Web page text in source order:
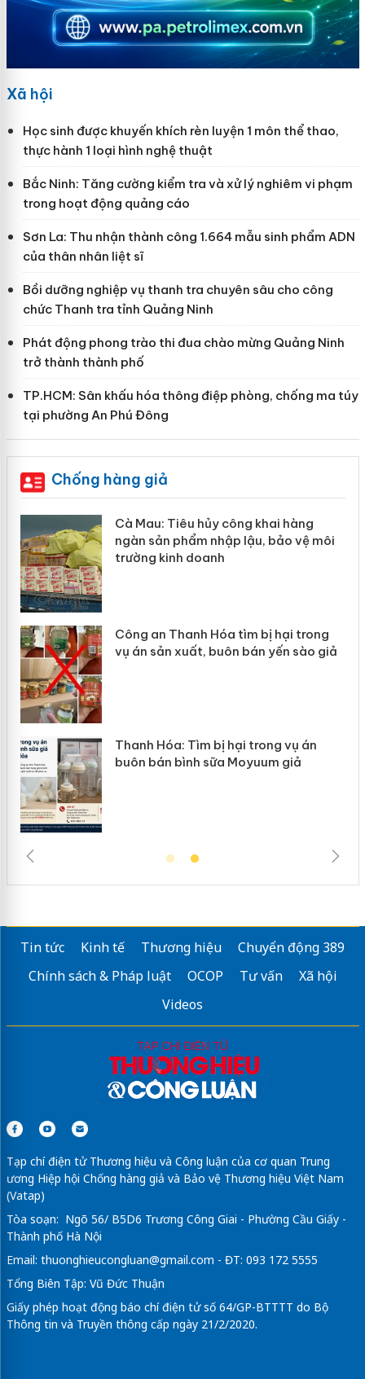
Xã hội
Học sinh được khuyến khích rèn luyện 1 môn thể thao,
thực hành 1 loại hình nghệ thuật
Bắc Ninh: Tăng cường kiểm tra và xử lý nghiêm vi phạm
trong hoạt động quảng cáo
Sơn La: Thu nhận thành công 1.664 mẫu sinh phẩm ADN
của thân nhân liệt sĩ
Bồi dưỡng nghiệp vụ thanh tra chuyên sâu cho công
chức Thanh tra tỉnh Quảng Ninh
Phát động phong trào thi đua chào mừng Quảng Ninh
trở thành thành phố
TP.HCM: Sân khấu hóa thông điệp phòng, chống ma túy
tại phường An Phú Đông
Chống hàng giả
Cà Mau: Tiêu hủy công khai hàng
ngàn sản phẩm nhập lậu, bảo vệ môi
trường kinh doanh
Công an Thanh Hóa tìm bị hại trong
vụ án sản xuất, buôn bán yến sào giả
Thanh Hóa: Tìm bị hại trong vụ án
buôn bán bình sữa Moyuum giả
Tin tức Kinh tế Thương hiệu
Chuyển động 389
Chính sách & Pháp luật
OCOP Tư vấn
Xã hội
Videos
Tạp chí điện tử Thương hiệu và Công luận của cơ quan Trung
ương Hiệp hội Chống hàng giả và Bảo vệ Thương hiệu Việt Nam
(Vatap)
Tòa soạn: Ngõ 56/ B5D6 Trương Công Giai - Phường Cầu Giấy -
Thành phố Hà Nội
Email: thuonghieucongluan@gmail.com - ĐT: 093 172 5555
Tổng Biên Tập: Vũ Đức Thuận
Giấy phép hoạt động báo chí điện tử số 64/GP-BTTTT do Bộ
Thông tin và Truyền thông cấp ngày 21/2/2020.